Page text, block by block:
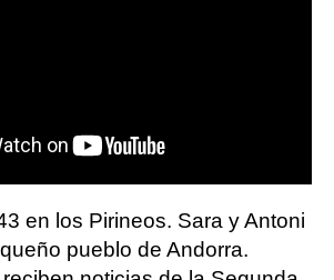
en los Pirineos. Sara y Antoni
pueblo de Andorra.